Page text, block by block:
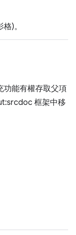
)。
能有權存取父項
框架中移